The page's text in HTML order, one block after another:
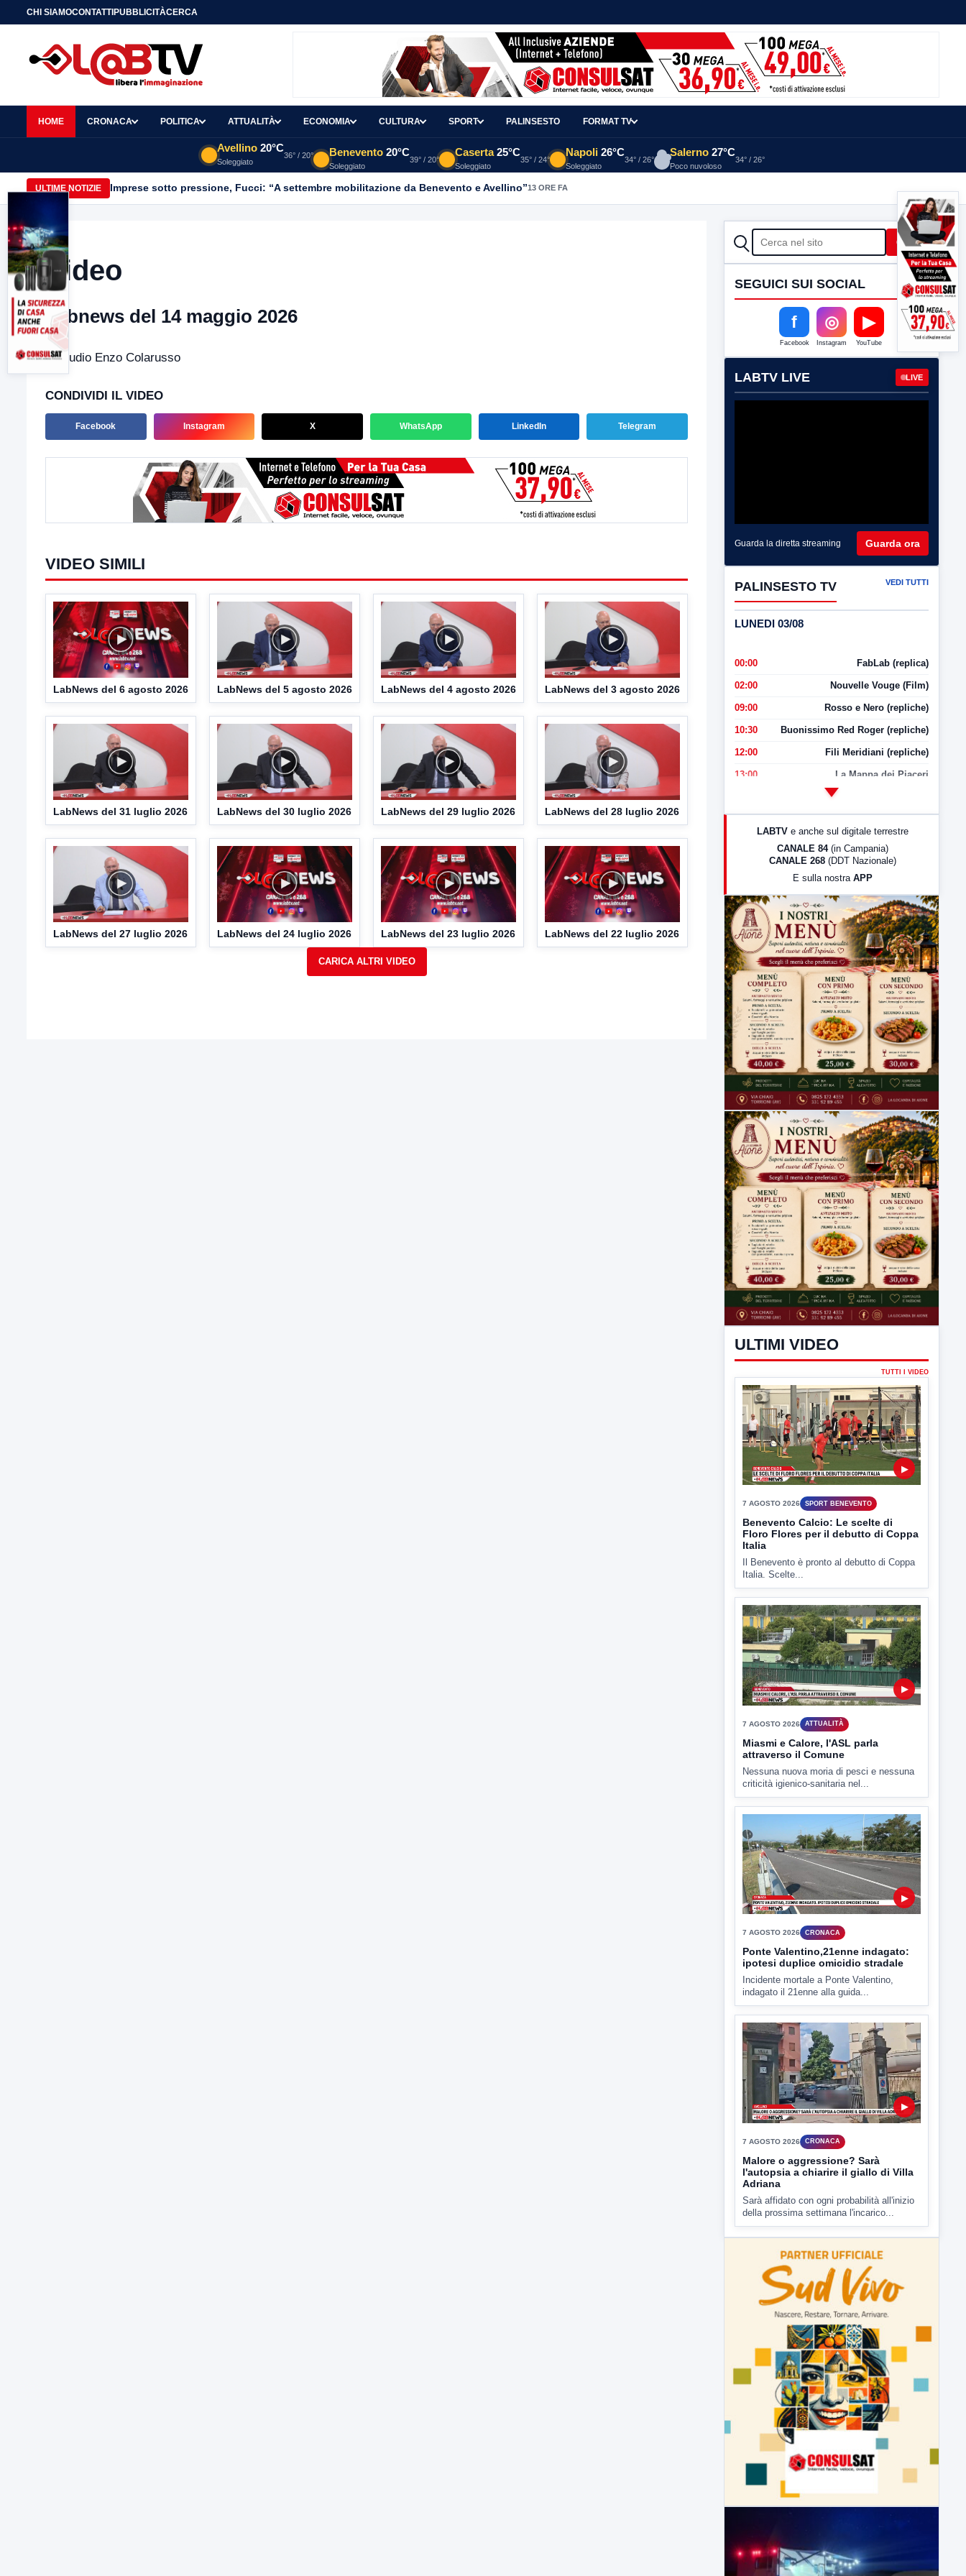
CHI SIAMOCONTATTIPUBBLICITÀCERCA
HOME CRONACA POLITICA ATTUALITÀ ECONOMIA CULTURA SPORT PALINSESTO FORMAT TV
Avellino 20°C
Soleggiato
36° / 20° Benevento 20°C
Soleggiato
39° / 20°
Caserta 25°C
Soleggiato
35° / 24°
Napoli 26°C
Soleggiato
34° / 26°
Salerno 27°C
Poco nuvoloso
34° / 26°
ULTIME NOTIZIE Imprese sotto pressione, Fucci: “A settembre mobilitazione da Benevento e Avellino”13 ORE FA
Video
Labnews del 14 maggio 2026
In studio Enzo Colarusso
CONDIVIDI IL VIDEO
Facebook Instagram X WhatsApp LinkedIn Telegram
VIDEO SIMILI
LabNews del 6 agosto 2026 LabNews del 5 agosto 2026 LabNews del 4 agosto 2026 LabNews del 3 agosto 2026
LabNews del 31 luglio 2026 LabNews del 30 luglio 2026 LabNews del 29 luglio 2026 LabNews del 28 luglio 2026
LabNews del 27 luglio 2026 LabNews del 24 luglio 2026 LabNews del 23 luglio 2026 LabNews del 22 luglio 2026
CERCA Cerca
SEGUICI SUI SOCIAL
f
Facebook
◎
Instagram
▶
YouTube
LABTV LIVE LIVE
Guarda la diretta streaming Guarda ora
PALINSESTO TV VEDI TUTTI
LUNEDI 03/08
00:00 FabLab (replica)
02:00 Nouvelle Vouge (Film)
09:00 Rosso e Nero (repliche)
10:30 Buonissimo Red Roger (repliche)
12:00 Fili Meridiani (repliche)
13:00 La Mappa dei Piaceri
LabNews (Diretta)
23:00 LabNews (replica)
LABTV e anche sul digitale terrestre
CANALE 84 (in Campania)
CANALE 268 (DDT Nazionale)
E sulla nostra APP
ULTIMI VIDEO
▶
7 AGOSTO 2026 SPORT BENEVENTO
Benevento Calcio: Le scelte di
Floro Flores per il debutto di Coppa
Italia
Il Benevento è pronto al debutto di Coppa
Italia. Scelte...
▶
Miasmi e Calore, l'ASL parla
attraverso il Comune
Nessuna nuova moria di pesci e nessuna
criticità igienico-sanitaria nel...
▶
Ponte Valentino,21enne indagato:
ipotesi duplice omicidio stradale
Incidente mortale a Ponte Valentino,
7 AGOSTO 2026 CRONACA
Malore o aggressione? Sarà
l'autopsia a chiarire il giallo di Villa
Adriana
Sarà affidato con ogni probabilità all'inizio
della prossima settimana l'incarico...